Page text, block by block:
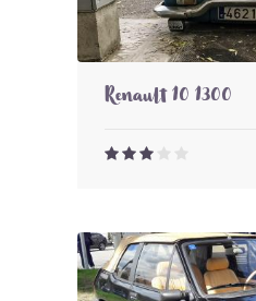
Renault 10 1300